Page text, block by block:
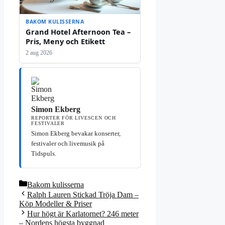
BAKOM KULISSERNA
Grand Hotel Afternoon Tea –
Pris, Meny och Etikett
2 aug 2026
Simon Ekberg
REPORTER FÖR LIVESCEN OCH
FESTIVALER
Simon Ekberg bevakar konserter,
festivaler och livemusik på
Tidspuls.
Kategorier
Bakom kulisserna
Ralph Lauren Stickad Tröja Dam –
Köp Modeller & Priser
Hur högt är Karlatornet? 246 meter
– Nordens högsta byggnad